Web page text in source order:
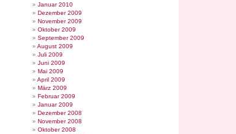
Januar 2010
Dezember 2009
November 2009
Oktober 2009
September 2009
August 2009
Juli 2009
Juni 2009
Mai 2009
April 2009
März 2009
Februar 2009
Januar 2009
Dezember 2008
November 2008
Oktober 2008